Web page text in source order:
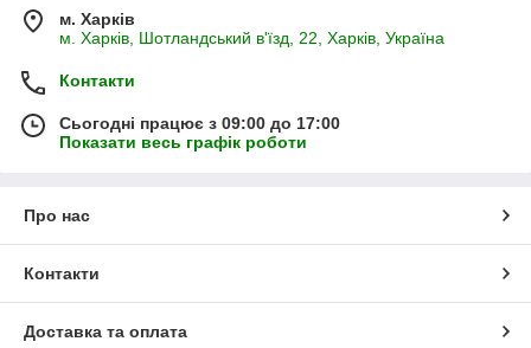
м. Харків
м. Харків, Шотландський в'їзд, 22, Харків, Україна
Контакти
Сьогодні працює з 09:00 до 17:00
Показати весь графік роботи
Про нас
Контакти
Доставка та оплата